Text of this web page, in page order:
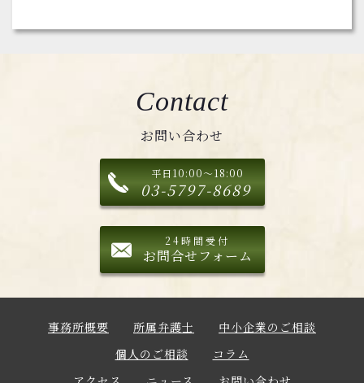
Contact
お問い合わせ
平日10:00～18:00
03-5797-8689
24時間受付
お問合せフォーム
事務所概要 所属弁護士
中小企業のご相談
個人のご相談
コラム